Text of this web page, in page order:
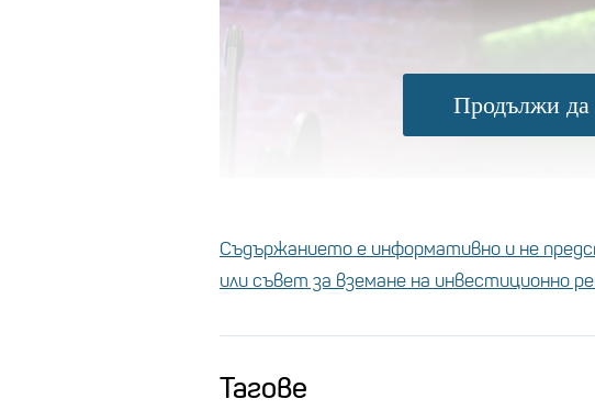
Продължи да
Съдържанието е информативно и не
или съвет за вземане на инвестиционно
Тагове